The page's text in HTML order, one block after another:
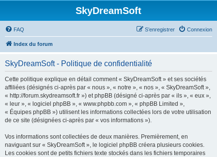
SkyDreamSoft
FAQ Connexion
S’enregistrer
Index du forum
SkyDreamSoft - Politique de confidentialité
Cette politique explique en détail comment « SkyDreamSoft » et ses sociétés
affiliées (désignés ci-après par « nous », « notre », « nos », « SkyDreamSoft »,
« http://forum.skydreamsoft.fr ») et phpBB (désigné ci-après par « ils », « eux »,
« leur », « logiciel phpBB », « www.phpbb.com », « phpBB Limited »,
« Équipes phpBB ») utilisent les informations collectées lors de votre utilisation
de ce site (désignées ci-après par « vos informations »).
Vos informations sont collectées de deux manières. Premièrement, en
naviguant sur « SkyDreamSoft », le logiciel phpBB créera plusieurs cookies.
Les cookies sont de petits fichiers texte stockés dans les fichiers temporaires